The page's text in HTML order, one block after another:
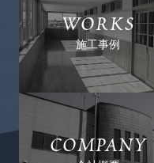
WORKS
施工事例
COMPANY